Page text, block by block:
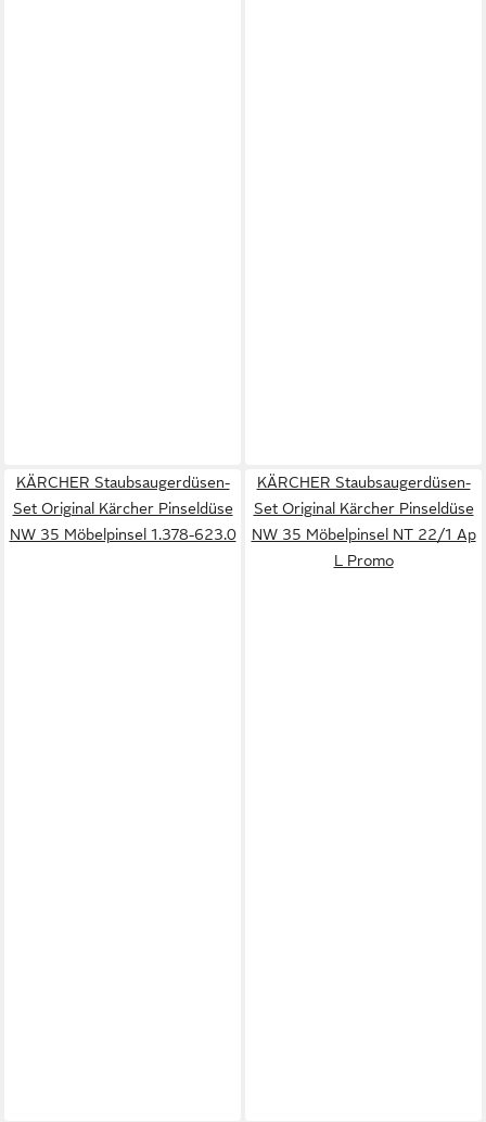
KÄRCHER Staubsaugerdüsen-
Set Original Kärcher Pinseldüse
NW 35 Möbelpinsel 1.378-623.0
KÄRCHER Staubsaugerdüsen-
Set Original Kärcher Pinseldüse
NW 35 Möbelpinsel NT 22/1 Ap
L Promo